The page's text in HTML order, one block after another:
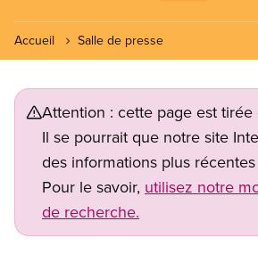
Accueil Salle de presse
Attention : cette page est tirée
Il se pourrait que notre site
des informations plus
Pour le savoir, utilisez notre
de recherche.